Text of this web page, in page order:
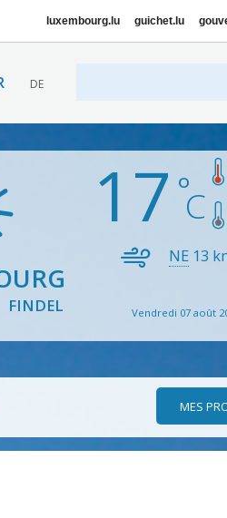
luxembourg.lu guichet.lu
DE
FINDEL
17
NE 13
Vendredi 07 août
MES